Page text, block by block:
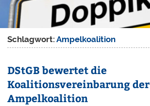
Schlagwort:Ampelkoalition
DStGB bewertet die
Koalitionsvereinbarung der
Ampelkoalition